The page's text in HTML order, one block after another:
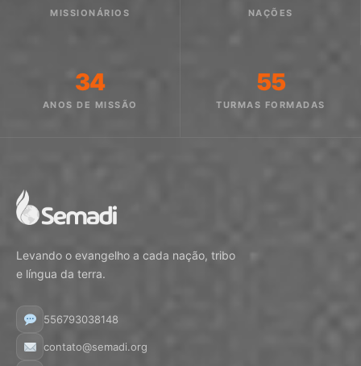
MISSIONÁRIOS NAÇÕES
34
ANOS DE MISSÃO
55
TURMAS FORMADAS
Levando o evangelho a cada nação, tribo
e língua da terra.
556793038148
contato@semadi.org